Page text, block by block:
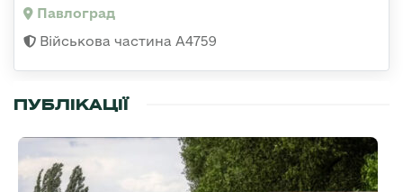
Павлоград
Військова частина А4759
ПУБЛІКАЦІЇ